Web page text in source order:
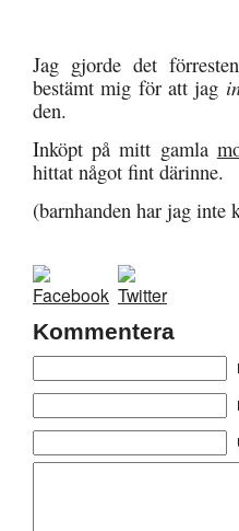
Jag gjorde det
bestämt mig för att jag
den.
Inköpt på mitt gamla
hittat något fint därinne.
(barnhanden har jag inte
Kommentera